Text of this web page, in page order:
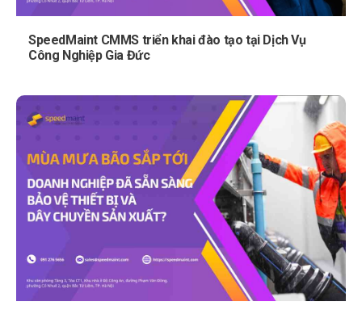
SpeedMaint CMMS triển khai đào tạo tại Dịch Vụ
Công Nghiệp Gia Đức